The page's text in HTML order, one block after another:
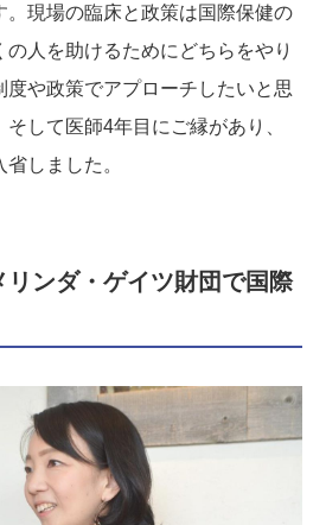
。現場の臨床と政策は国際保健の
人を助けるためにどちらをやり
度や政策でアプローチしたいと思
して医師4年目にご縁があり、
しました。
リンダ・ゲイツ財団で国際